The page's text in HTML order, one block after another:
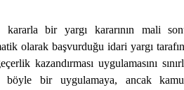
bir yargı kararının mali
olarak başvurduğu idari yargı
kazandırması uygulamasını
böyle bir uygulamaya, ancak